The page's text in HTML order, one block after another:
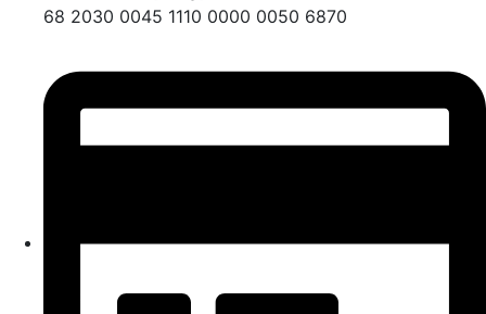
68 2030 0045 1110 0000 0050 6870